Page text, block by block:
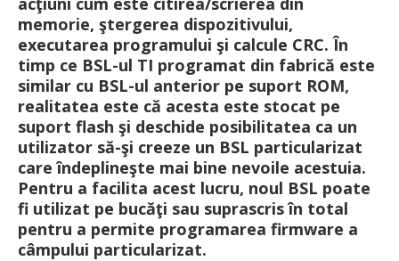
memorie, ştergerea dispozitivului,
executarea programului şi calcule CRC. În
timp ce BSL-ul TI programat din fabrică este
similar cu BSL-ul anterior pe suport ROM,
realitatea este că acesta este stocat pe
suport flash şi deschide posibilitatea ca un
utilizator să-şi creeze un BSL particularizat
care îndeplineşte mai bine nevoile acestuia.
Pentru a facilita acest lucru, noul BSL poate
fi utilizat pe bucăţi sau suprascris în total
pentru a permite programarea firmware a
câmpului particularizat.